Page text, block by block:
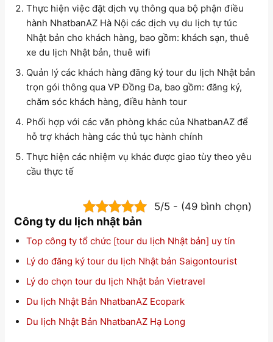
Thực hiện việc đặt dịch vụ thông qua bộ phận điều
hành NhatbanAZ Hà Nội các dịch vụ du lịch tự túc
Nhật bản cho khách hàng, bao gồm: khách sạn, thuê
xe du lịch Nhật bản, thuê wifi
Quản lý các khách hàng đăng ký tour du lịch Nhật bản
trọn gói thông qua VP Đồng Đa, bao gồm: đăng ký,
chăm sóc khách hàng, điều hành tour
Phối hợp với các văn phòng khác của NhatbanAZ để
hỗ trợ khách hàng các thủ tục hành chính
Thực hiện các nhiệm vụ khác được giao tùy theo yêu
cầu thực tế
5/5 - (49 bình chọn)
Công ty du lịch nhật bản
Top công ty tổ chức [tour du lịch Nhật bản] uy tín
Lý do đăng ký tour du lịch Nhật bản Saigontourist
Lý do chọn tour du lịch Nhật bản Vietravel
Du lịch Nhật Bản NhatbanAZ Ecopark
Du lịch Nhật Bản NhatbanAZ Hạ Long